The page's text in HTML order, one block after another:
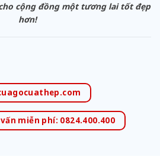
cộng đồng một tương lai tốt đẹp
hơn!
miễn phí: 0824.400.400